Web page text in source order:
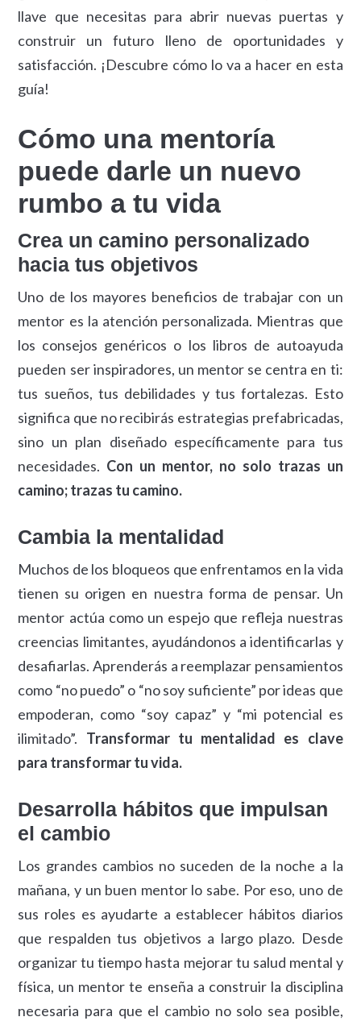
llave que necesitas para abrir nuevas puertas y
construir un futuro lleno de oportunidades y
satisfacción. ¡Descubre cómo lo va a hacer en esta
guía!
Cómo una mentoría
puede darle un nuevo
rumbo a tu vida
Crea un camino personalizado
hacia tus objetivos
Uno de los mayores beneficios de trabajar con un
mentor es la atención personalizada. Mientras que
los consejos genéricos o los libros de autoayuda
pueden ser inspiradores, un mentor se centra en ti:
tus sueños, tus debilidades y tus fortalezas. Esto
significa que no recibirás estrategias prefabricadas,
sino un plan diseñado específicamente para tus
necesidades. Con un mentor, no solo trazas un
camino; trazas tu camino.
Cambia la mentalidad
Muchos de los bloqueos que enfrentamos en la vida
tienen su origen en nuestra forma de pensar. Un
mentor actúa como un espejo que refleja nuestras
creencias limitantes, ayudándonos a identificarlas y
desafiarlas. Aprenderás a reemplazar pensamientos
como “no puedo” o “no soy suficiente” por ideas que
empoderan, como “soy capaz” y “mi potencial es
ilimitado”. Transformar tu mentalidad es clave
para transformar tu vida.
Desarrolla hábitos que impulsan
el cambio
Los grandes cambios no suceden de la noche a la
mañana, y un buen mentor lo sabe. Por eso, uno de
sus roles es ayudarte a establecer hábitos diarios
que respalden tus objetivos a largo plazo. Desde
organizar tu tiempo hasta mejorar tu salud mental y
física, un mentor te enseña a construir la disciplina
necesaria para que el cambio no solo sea posible,